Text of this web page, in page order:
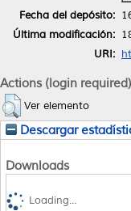
Fecha del depósito:
Última modificación:
URI:
Actions (login required)
Ver elemento
Descargar
Downloads
Loading...